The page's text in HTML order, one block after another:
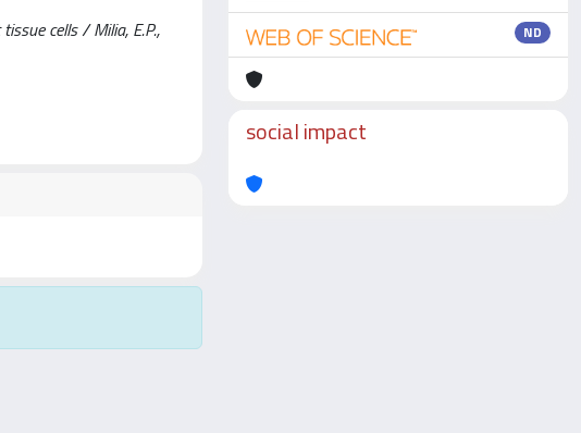
cells / Milia, E.P.,
ND
social impact